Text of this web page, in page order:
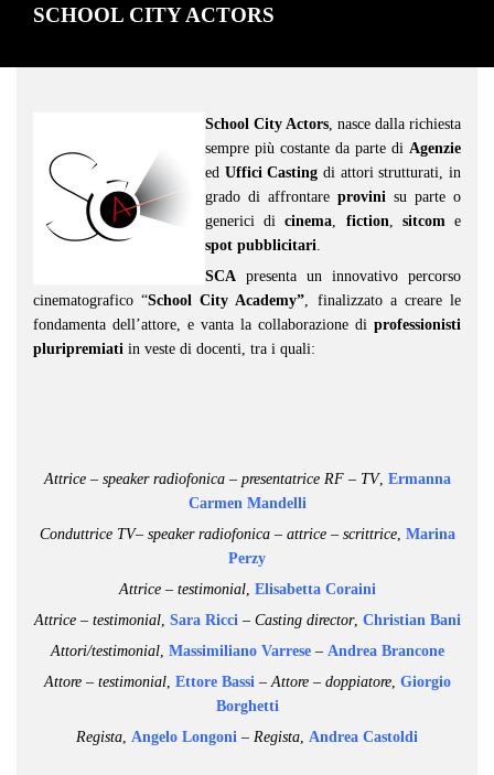
SCHOOL CITY ACTORS
School City Actors , nasce dalla richiesta
sempre più costante da parte di Agenzie
ed Uffici Casting di attori strutturati, in
grado di affrontare provini su parte o
generici dicinema fiction sitcom e
spot pubblicitari
SCA presenta un innovativo percorso
cinematografico “School City Academy” , finalizzato a creare le
fondamenta dell’attore, e vanta la collaborazione di professionisti
pluripremiati in veste di docenti, tra i quali:
Attrice – speaker radiofonica – presentatrice RF – TV, Ermanna
Carmen Mandelli
Conduttrice TV– speaker radiofonica – attrice – scrittrice, Marina
Perzy
Attrice – testimonial, Elisabetta Coraini
Attrice – testimonial, Sara Ricci – Casting director, Christian Bani
Attori/testimonial, Massimiliano Varrese– Andrea Brancone
Attore – testimonial, Ettore Bassi – Attore – doppiatore, Giorgio
Borghetti
Regista Angelo Longoni – Regista Andrea Castoldi